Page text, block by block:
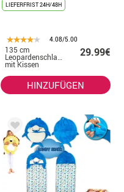
LIEFERFRIST 24H/48H
4.08/5.00
135 cm
Leopardenschlafsack
mit Kissen
29.99€
HINZUFÜGEN